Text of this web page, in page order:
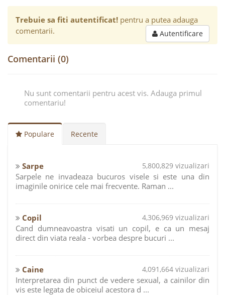
Trebuie sa fiti autentificat! pentru a putea adauga
comentarii.
Autentificare
Comentarii (0)
Nu sunt comentarii pentru acest vis. Adauga primul
comentariu!
Populare Recente
Sarpe 5,800,829 vizualizari
Sarpele ne invadeaza bucuros visele si este una din
imaginile onirice cele mai frecvente. Raman ...
Copil 4,306,969 vizualizari
Cand dumneavoastra visati un copil, e ca un mesaj
direct din viata reala - vorbea despre bucuri ...
Caine 4,091,664 vizualizari
Interpretarea din punct de vedere sexual, a cainilor din
vis este legata de obiceiul acestora d ...